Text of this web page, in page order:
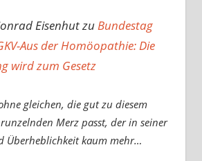
EisenhutzuBundestag
Aus der Homöopathie: Die
wird zum Gesetz
gleichen, die gut zu diesem
Merz passt, der in seiner
Überheblichkeit kaum mehr…